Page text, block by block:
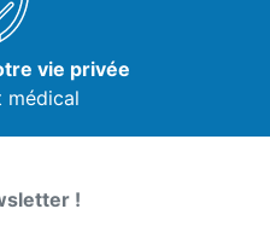
vie privée
médical
!